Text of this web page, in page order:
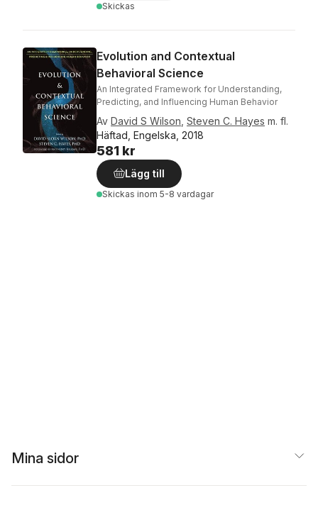
Skickas
Evolution and Contextual
Behavioral Science
An Integrated Framework for Understanding,
Predicting, and Influencing Human Behavior
Av David S Wilson Steven C. Hayes m. fl.
Häftad, Engelska, 2018
581 kr
Lägg till
Skickas inom 5-8 vardagar
Mina sidor